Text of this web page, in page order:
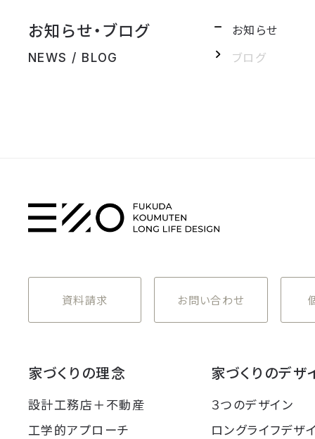
お知らせ・ブログ
NEWS / BLOG
お知らせ
ブログ
資料請求 お問い合わせ
家づくりの理念
設計工務店＋不動産
工学的アプローチ
家づくりのデザ
３つのデザイン
ロングライフデザ